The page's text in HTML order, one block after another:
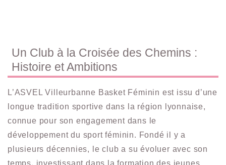
Un Club à la Croisée des Chemins :
Histoire et Ambitions
L’ASVEL Villeurbanne Basket Féminin est issu d’une
longue tradition sportive dans la région lyonnaise,
connue pour son engagement dans le
développement du sport féminin. Fondé il y a
plusieurs décennies, le club a su évoluer avec son
temps, investissant dans la formation des jeunes